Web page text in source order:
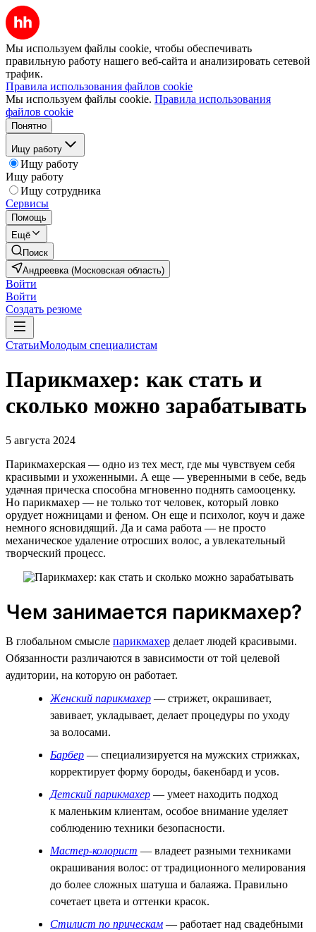
Мы используем файлы cookie, чтобы обеспечивать
правильную работу нашего веб-сайта и анализировать сетевой
трафик.
Правила использования файлов cookie
Мы используем файлы cookie. Правила использования
файлов cookie
Понятно
Ищу работу
Ищу работу
Ищу работу
Ищу сотрудника
Сервисы
Помощь
Ещё
Поиск
Андреевка (Московская область)
Войти
Войти
Создать резюме
СтатьиМолодым специалистам
Парикмахер: как стать и
сколько можно зарабатывать
5 августа 2024
Парикмахерская — одно из тех мест, где мы чувствуем себя
красивыми и ухоженными. А еще — уверенными в себе, ведь
удачная прическа способна мгновенно поднять самооценку.
Но парикмахер — не только тот человек, который ловко
орудует ножницами и феном. Он еще и психолог, коуч и даже
немного ясновидящий. Да и сама работа — не просто
механическое удаление отросших волос, а увлекательный
творческий процесс.
Чем занимается парикмахер?
В глобальном смысле парикмахер делает людей красивыми.
Обязанности различаются в зависимости от той целевой
аудитории, на которую он работает.
Женский парикмахер — стрижет, окрашивает,
завивает, укладывает, делает процедуры по уходу
за волосами.
Барбер — специализируется на мужских стрижках,
корректирует форму бороды, бакенбард и усов.
Детский парикмахер — умеет находить подход
к маленьким клиентам, особое внимание уделяет
соблюдению техники безопасности.
Мастер-колорист — владеет разными техниками
окрашивания волос: от традиционного мелирования
до более сложных шатуша и балаяжа. Правильно
сочетает цвета и оттенки красок.
Стилист по прическам — работает над свадебными